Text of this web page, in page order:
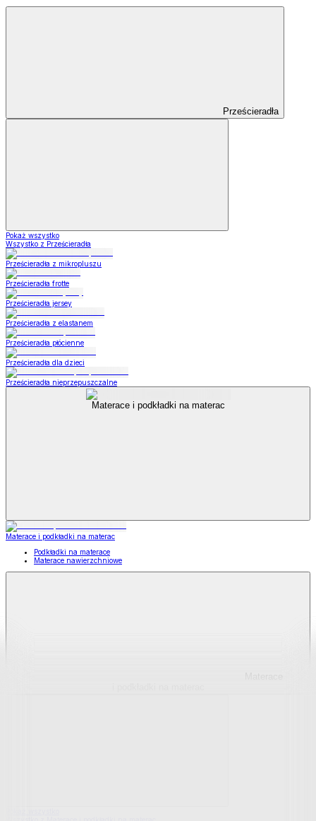
Prześcieradła
Pokaż wszystko
Wszystko z Prześcieradła
Prześcieradła z mikropluszu
Prześcieradła frotte
Prześcieradła jersey
Prześcieradła z elastanem
Prześcieradła płócienne
Prześcieradła dla dzieci
Prześcieradła nieprzepuszczalne
Materace i podkładki na materac
Materace i podkładki na materac
Podkładki na materace
Materace nawierzchniowe